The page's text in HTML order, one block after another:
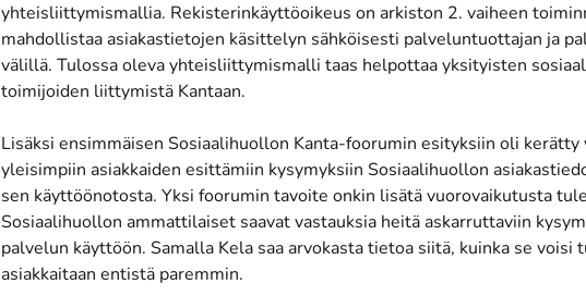
yhteisliittymismallia. Rekisterinkäyttöoikeus on arkiston 2. vaiheen
mahdollistaa asiakastietojen käsittelyn sähköisesti palveluntuottajan ja
välillä. Tulossa oleva yhteisliittymismalli taas helpottaa yksityisten
toimijoiden liittymistä Kantaan.
Lisäksi ensimmäisen Sosiaalihuollon Kanta-foorumin esityksiin oli kerätty
yleisimpiin asiakkaiden esittämiin kysymyksiin Sosiaalihuollon
sen käyttöönotosta. Yksi foorumin tavoite onkin lisätä vuorovaikutusta
Sosiaalihuollon ammattilaiset saavat vastauksia heitä askarruttaviin
palvelun käyttöön. Samalla Kela saa arvokasta tietoa siitä, kuinka se voisi
asiakkaitaan entistä paremmin.